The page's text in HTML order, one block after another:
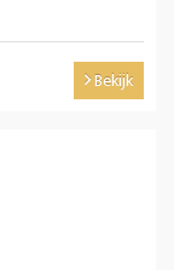
Bekijk